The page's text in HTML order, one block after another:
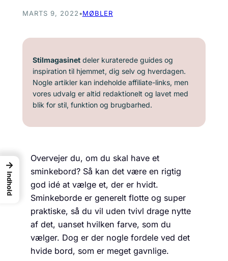
MARTS 9, 2022•MØBLER
Stilmagasinet deler kuraterede guides og
inspiration til hjemmet, dig selv og hverdagen.
Nogle artikler kan indeholde affiliate-links, men
vores udvalg er altid redaktionelt og lavet med
blik for stil, funktion og brugbarhed.
Overvejer du, om du skal have et
sminkebord? Så kan det være en rigtig
god idé at vælge et, der er hvidt.
Sminkeborde er generelt flotte og super
praktiske, så du vil uden tvivl drage nytte
af det, uanset hvilken farve, som du
vælger. Dog er der nogle fordele ved det
hvide bord, som er meget gavnlige.
→
Indhold